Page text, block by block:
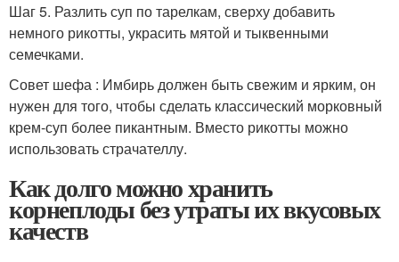
Шаг 5. Разлить суп по тарелкам, сверху добавить
немного рикотты, украсить мятой и тыквенными
семечками.
Совет шефа : Имбирь должен быть свежим и ярким, он
нужен для того, чтобы сделать классический морковный
крем-суп более пикантным. Вместо рикотты можно
использовать страчателлу.
Как долго можно хранить
корнеплоды без утраты их вкусовых
качеств